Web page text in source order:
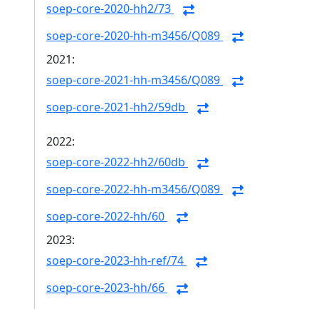
soep-core-2020-hh2/73
soep-core-2020-hh-m3456/Q089
2021:
soep-core-2021-hh-m3456/Q089
soep-core-2021-hh2/59db
2022:
soep-core-2022-hh2/60db
soep-core-2022-hh-m3456/Q089
soep-core-2022-hh/60
2023:
soep-core-2023-hh-ref/74
soep-core-2023-hh/66